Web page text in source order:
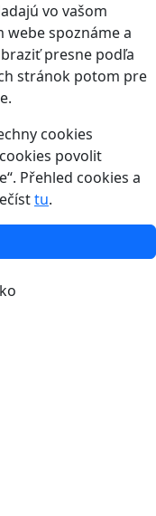
vo vašom
webe spoznáme a
presne podľa
stránok potom pre
cookies
povolit
Přehled cookies a
tu.